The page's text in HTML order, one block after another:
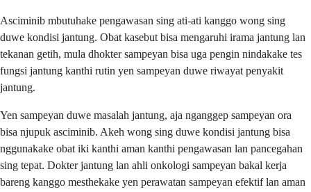
Asciminib mbutuhake pengawasan sing ati-ati kanggo wong sing
duwe kondisi jantung. Obat kasebut bisa mengaruhi irama jantung lan
tekanan getih, mula dhokter sampeyan bisa uga pengin nindakake tes
fungsi jantung kanthi rutin yen sampeyan duwe riwayat penyakit
jantung.
Yen sampeyan duwe masalah jantung, aja nganggep sampeyan ora
bisa njupuk asciminib. Akeh wong sing duwe kondisi jantung bisa
nggunakake obat iki kanthi aman kanthi pengawasan lan pancegahan
sing tepat. Dokter jantung lan ahli onkologi sampeyan bakal kerja
bareng kanggo mesthekake yen perawatan sampeyan efektif lan aman